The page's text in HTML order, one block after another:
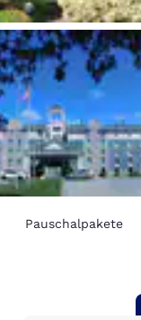
English
New Zealand
English
Pauschalpakete